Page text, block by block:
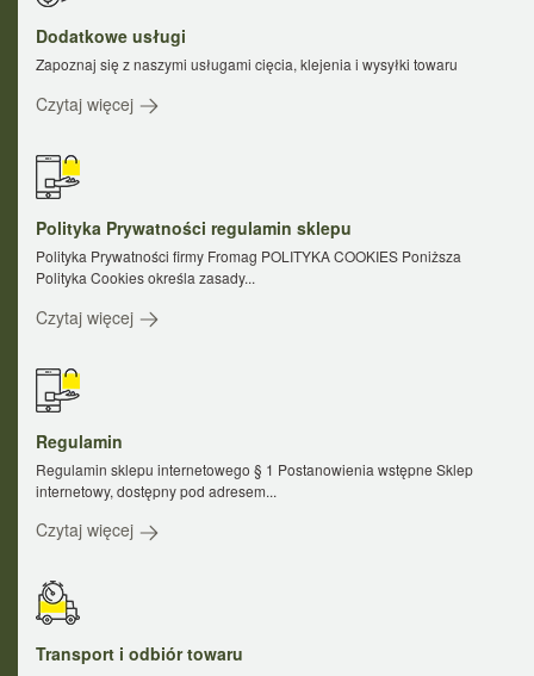
Dodatkowe usługi
Zapoznaj się z naszymi usługami cięcia, klejenia i wysyłki towaru
Czytaj więcej
Polityka Prywatności regulamin sklepu
Polityka Prywatności firmy Fromag POLITYKA COOKIES Poniższa
Polityka Cookies określa zasady...
Czytaj więcej
Regulamin
Regulamin sklepu internetowego § 1 Postanowienia wstępne Sklep
internetowy, dostępny pod adresem...
Czytaj więcej
Transport i odbiór towaru